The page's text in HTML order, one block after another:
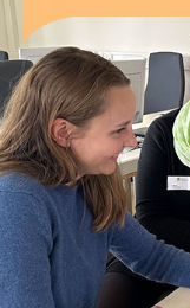
Karriere
Beratungsstellen &
Zuweisende
Suche
Leichte Sprache